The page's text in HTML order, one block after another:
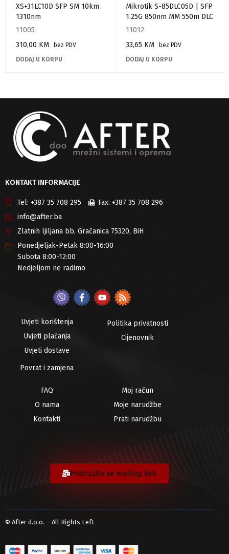
XS+31LC10D SFP SM 10km
1310nm
11005
310,00 KM
bez PDV
DODAJ U KORPU
Mikrotik S-85DLC05D | SFP
1.25G 850nm MM 550m DLC
11012
33,65 KM
bez PDV
DODAJ U KORPU
KONTAKT INFORMACIJE
Tel: +387 35 708 295 Fax: +387 35 708 296
info@after.ba
Zlatnih ljiljana bb, Gračanica 75320, BiH
Ponedjeljak-Petak 8:00-16:00
Subota 8:00-12:00
Nedjeljom ne radimo
Uvjeti korištenja
Uvjeti plaćanja
Uvjeti dostave
Povrat i zamjena
Politika privatnosti
Cijenovnik
FAQ
O nama
Kontakti
Moj račun
Moje narudžbe
Prati narudžbu
Pridružite se mailing listi
© After d.o.o. – All Rights Left